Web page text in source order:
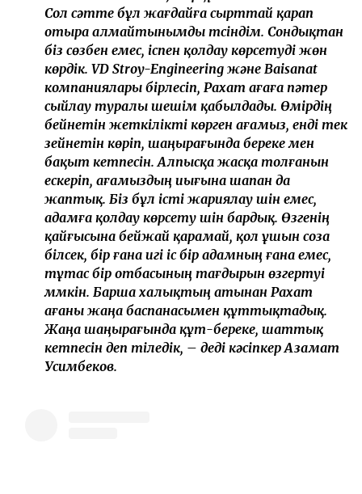
емес еді. Әсіресе, Рахат ағаның инсульт
алғанын естігенде, марқұм әкем есіме түсті.
Сол сәтте бұл жағдайға сырттай қарап
отыра алмайтынымды түсіндім. Сондықтан
біз сөзбен емес, іспен қолдау көрсетуді жөн
көрдік. VD Stroy-Engineering және Baisanat
компаниялары бірлесіп, Рахат ағаға пәтер
сыйлау туралы шешім қабылдады. Өмірдің
бейнетін жеткілікті көрген ағамыз, енді тек
зейнетін көріп, шаңырағында береке мен
бақыт кетпесін. Алпысқа жасқа толғанын
ескеріп, ағамыздың иығына шапан да
жаптық. Біз бұл істі жариялау үшін емес,
адамға қолдау көрсету үшін бардық. Өзгенің
қайғысына бейжай қарамай, қол ұшын соза
білсек, бір ғана игі іс бір адамның ғана емес,
тұтас бір отбасының тағдырын өзгертуі
мүмкін. Барша халықтың атынан Рахат
ағаны жаңа баспанасымен құттықтадық.
Жаңа шаңырағында құт-береке, шаттық